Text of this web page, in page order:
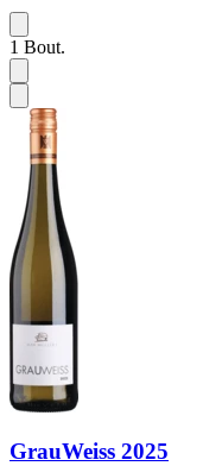
1 Bout.
GrauWeiss 2025